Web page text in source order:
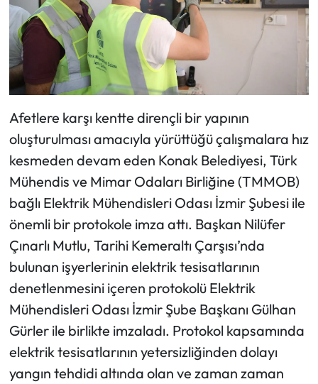
Afetlere karşı kentte dirençli bir yapının
oluşturulması amacıyla yürüttüğü çalışmalara hız
kesmeden devam eden Konak Belediyesi, Türk
Mühendis ve Mimar Odaları Birliğine (TMMOB)
bağlı Elektrik Mühendisleri Odası İzmir Şubesi ile
önemli bir protokole imza attı. Başkan Nilüfer
Çınarlı Mutlu, Tarihi Kemeraltı Çarşısı’nda
bulunan işyerlerinin elektrik tesisatlarının
denetlenmesini içeren protokolü Elektrik
Mühendisleri Odası İzmir Şube Başkanı Gülhan
Gürler ile birlikte imzaladı. Protokol kapsamında
elektrik tesisatlarının yetersizliğinden dolayı
yangın tehdidi altında olan ve zaman zaman